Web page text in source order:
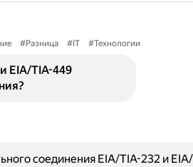
#Разница #IT #Технологии
EIA/TIA-449
соединения EIA/TIA-232 и